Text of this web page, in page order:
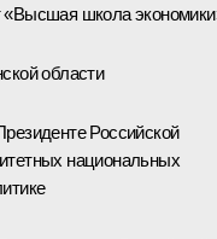
«Высшая школа
области
Российской
национальных